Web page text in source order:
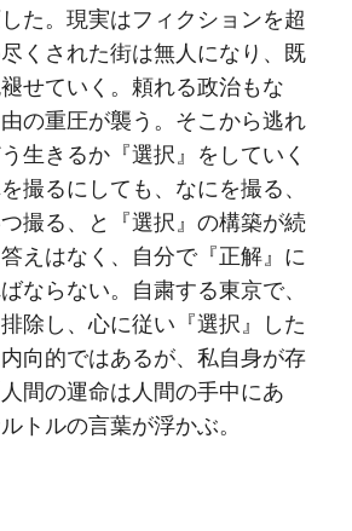
た。現実はフィクションを超
くされた街は無人になり、既
せていく。頼れる政治もな
の重圧が襲う。そこから逃れ
生きるか『選択』をしていく
撮るにしても、なにを撮る、
撮る、と『選択』の構築が続
えはなく、自分で『正解』に
ならない。自粛する東京で、
除し、心に従い『選択』した
向的ではあるが、私自身が存
間の運命は人間の手中にあ
トルの言葉が浮かぶ。